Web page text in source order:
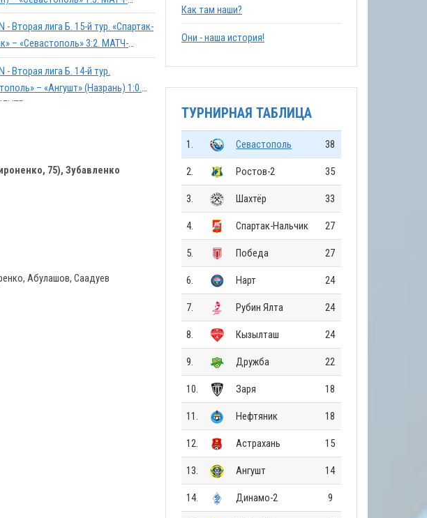
- Вторая лига Б. 15-й тур. «Спартак-
– «Севастополь» 3:2. МАТЧ-
- Вторая лига Б. 14-й тур.
– «Ангушт» (Назрань) 1:0.
75), Зубавленко
Абулашов, Саадуев
Как там наши?
Они - наша история!
ТУРНИРНАЯ ТАБЛИЦА
1. Севастополь 38
2. Ростов-2 35
3. Шахтёр 33
4. Спартак-Нальчик 27
5. Победа 27
6. Нарт 24
7. Рубин Ялта 24
8. Кызылташ 24
9. Дружба 22
10. Заря 18
11. Нефтяник 18
12. Астрахань 15
13. Ангушт 14
14. Динамо-2 9